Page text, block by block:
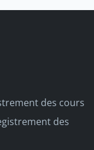
des cours
des